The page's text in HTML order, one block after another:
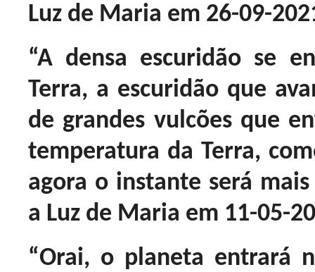
Luz de Maria em 26-09-
“A densa escuridão se
Terra, a escuridão que
de grandes vulcões que
temperatura da Terra,
agora o instante será
a Luz de Maria em 11-05-
“Orai, o planeta entrará